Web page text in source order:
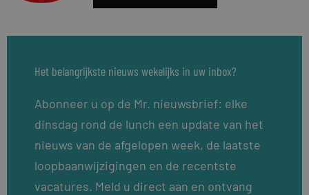
Het belangrijkste nieuws wekelijks in uw inbox?
Abonneer u op de Mr. nieuwsbrief: elke
dinsdag rond de lunch een update van het
nieuws van de afgelopen week, de laatste
loopbaanwijzigingen en de recentste
vacatures. Meld u direct aan en ontvang